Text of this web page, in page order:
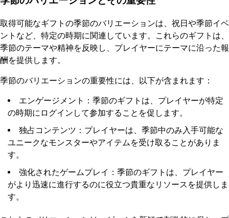
取得可能なギフトの季節のバリエーションは、祝日や季節イベ
ントなど、特定の時期に関連しています。これらのギフトは、
季節のテーマや精神を反映し、プレイヤーにテーマに沿った報
酬を提供します。
季節のバリエーションの重要性には、以下が含まれます：
エンゲージメント：季節のギフトは、プレイヤーが特定
の時期にログインして参加することを促します。
独占コンテンツ：プレイヤーは、季節中のみ入手可能な
ユニークなモンスターやアイテムを受け取ることがありま
す。
強化されたゲームプレイ：季節のギフトは、プレイヤー
がより迅速に進行するのに役立つ貴重なリソースを提供しま
す。